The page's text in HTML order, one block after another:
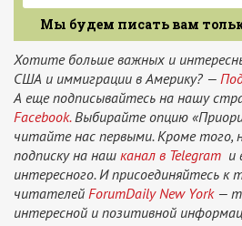
Мы будем писать вам
Хотите больше важных и
США и иммиграции в Америку? —
А еще подписывайтесь на нашу
Facebook.Выбирайте опцию
читайте нас первыми. Кроме того,
подписку на наш канал в Telegram и
интересного. И присоединяйтесь к
читателей ForumDaily New York—
интересной и позитивной